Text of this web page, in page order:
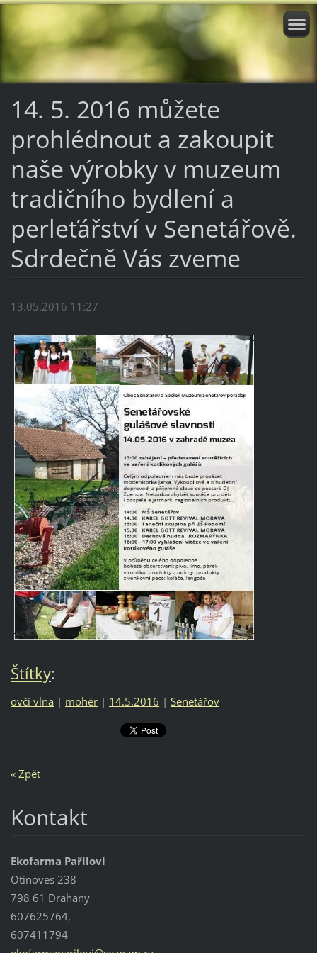
14. 5. 2016 můžete
prohlédnout a zakoupit
naše výrobky v muzeum
tradičního bydlení a
perleťářství v Senetářově.
Sdrdečně Vás zveme
13.05.2016 11:27
Štítky:
ovčí vlna | mohér | 14.5.2016 | Senetářov
« Zpět
Kontakt
Ekofarma Pařilovi
Otinoves 238
798 61 Drahany
607625764,
607411794